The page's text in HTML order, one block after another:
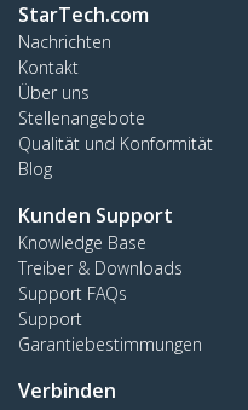
StarTech.com
Nachrichten
Kontakt
Über uns
Stellenangebote
Qualität und Konformität
Blog
Kunden Support
Knowledge Base
Treiber & Downloads
Support FAQs
Support
Garantiebestimmungen
Verbinden